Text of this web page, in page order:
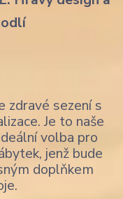
zdravé sezení s
Je to naše
volba pro
jenž bude
doplňkem